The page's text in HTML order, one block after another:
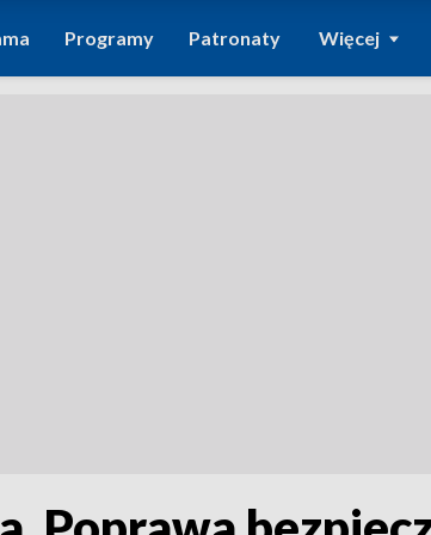
Programy Patronaty Więcej